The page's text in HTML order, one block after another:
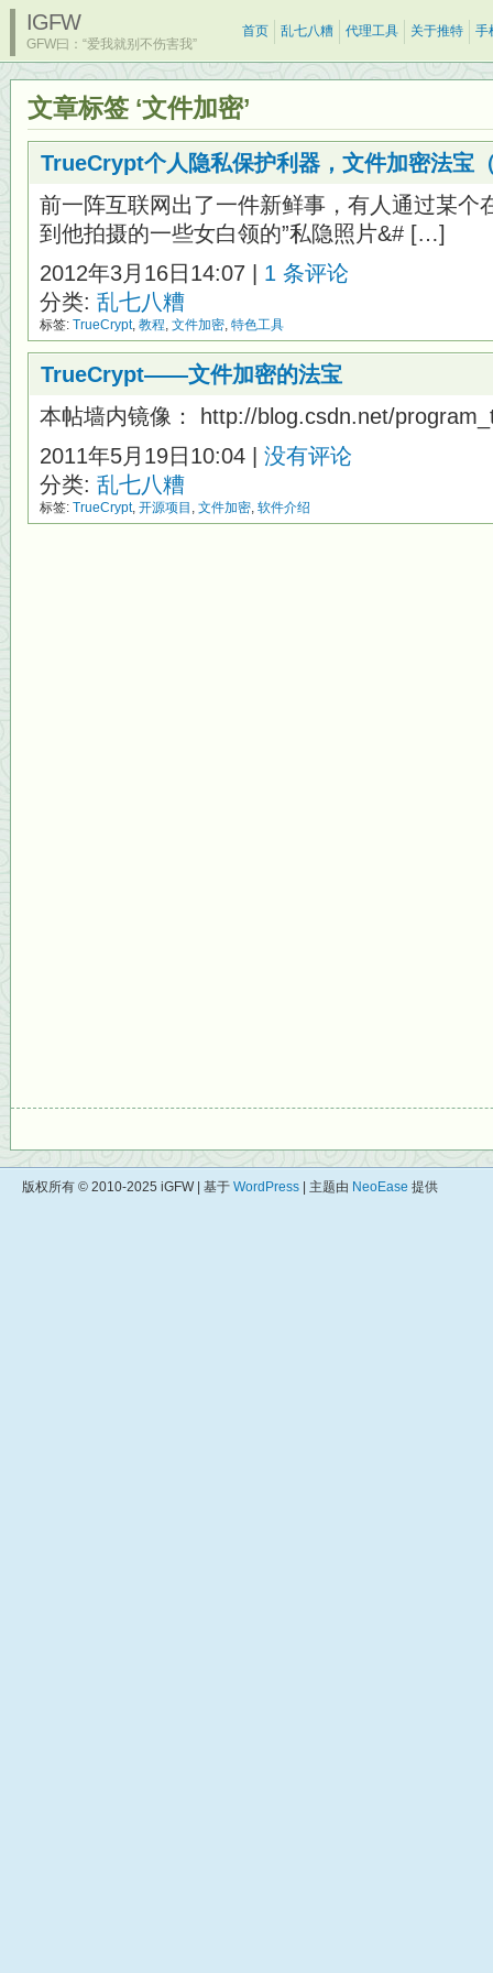
IGFW
GFW曰：“爱我就别不伤害我”
首页 乱七八糟 代理工具 关于推特 手
文章标签 ‘文件加密’
TrueCrypt个人隐私保护利器，文件加密法宝
前一阵互联网出了一件新鲜事，有人通过某个
到他拍摄的一些女白领的”私隐照片&# […]
2012年3月16日14:07 | 1 条评论
分类: 乱七八糟
标签: TrueCrypt, 教程, 文件加密, 特色工具
TrueCrypt——文件加密的法宝
本帖墙内镜像： http://blog.csdn.net/
2011年5月19日10:04 | 没有评论
分类: 乱七八糟
标签: TrueCrypt, 开源项目 , 文件加密, 软件介绍
版权所有 © 2010-2025 iGFW | 基于 WordPress | 主题由 NeoEase 提供